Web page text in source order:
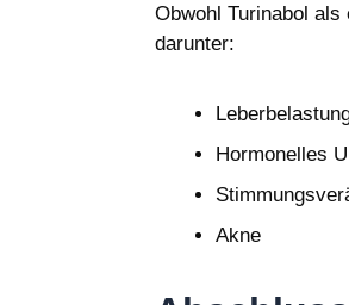
Obwohl Turinabol als
darunter:
Hormonelles
Akne